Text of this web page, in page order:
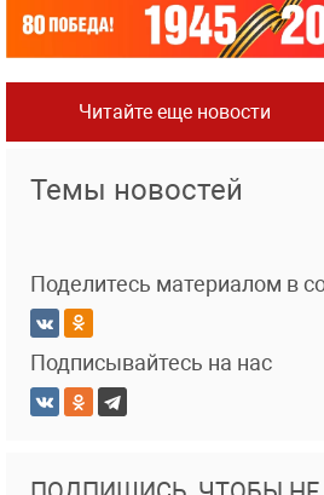
Читайте еще новости
Темы новостей
Поделитесь материалом в
Подписывайтесь на нас